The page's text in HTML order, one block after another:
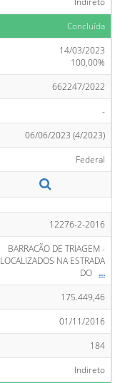
Concluída
14/03/2023
100,00%
662247/2022
-
06/06/2023 (4/2023)
Federal
12276-2-2016
BARRACÃO DE TRIAGEM -
LOCALIZADOS NA ESTRADA
DO ...
175.449,46
01/11/2016
184
Indireto